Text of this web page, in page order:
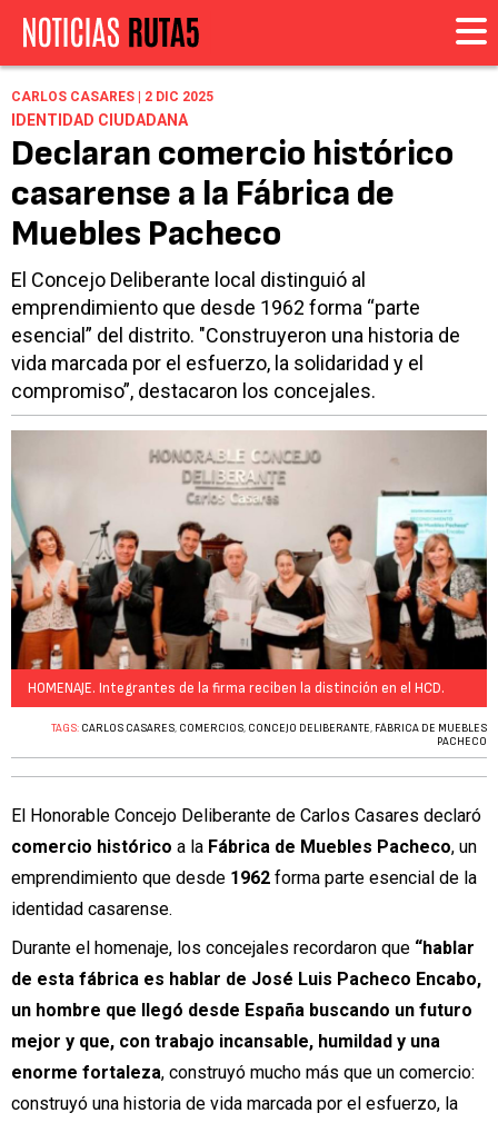
CARLOS CASARES | 2 DIC 2025
IDENTIDAD CIUDADANA
Declaran comercio histórico
casarense a la Fábrica de
Muebles Pacheco
El Concejo Deliberante local distinguió al
emprendimiento que desde 1962 forma “parte
esencial” del distrito. "Construyeron una historia de
vida marcada por el esfuerzo, la solidaridad y el
compromiso”, destacaron los concejales.
HOMENAJE. Integrantes de la firma reciben la distinción en el HCD.
TAGS: CARLOS CASARES, COMERCIOS, CONCEJO DELIBERANTE, FÁBRICA DE MUEBLES
PACHECO
El Honorable Concejo Deliberante de Carlos Casares declaró
comercio histórico a la Fábrica de Muebles Pacheco, un
emprendimiento que desde 1962 forma parte esencial de la
identidad casarense.
Durante el homenaje, los concejales recordaron que “hablar
de esta fábrica es hablar de José Luis Pacheco Encabo,
un hombre que llegó desde España buscando un futuro
mejor y que, con trabajo incansable, humildad y una
enorme fortaleza, construyó mucho más que un comercio:
construyó una historia de vida marcada por el esfuerzo, la